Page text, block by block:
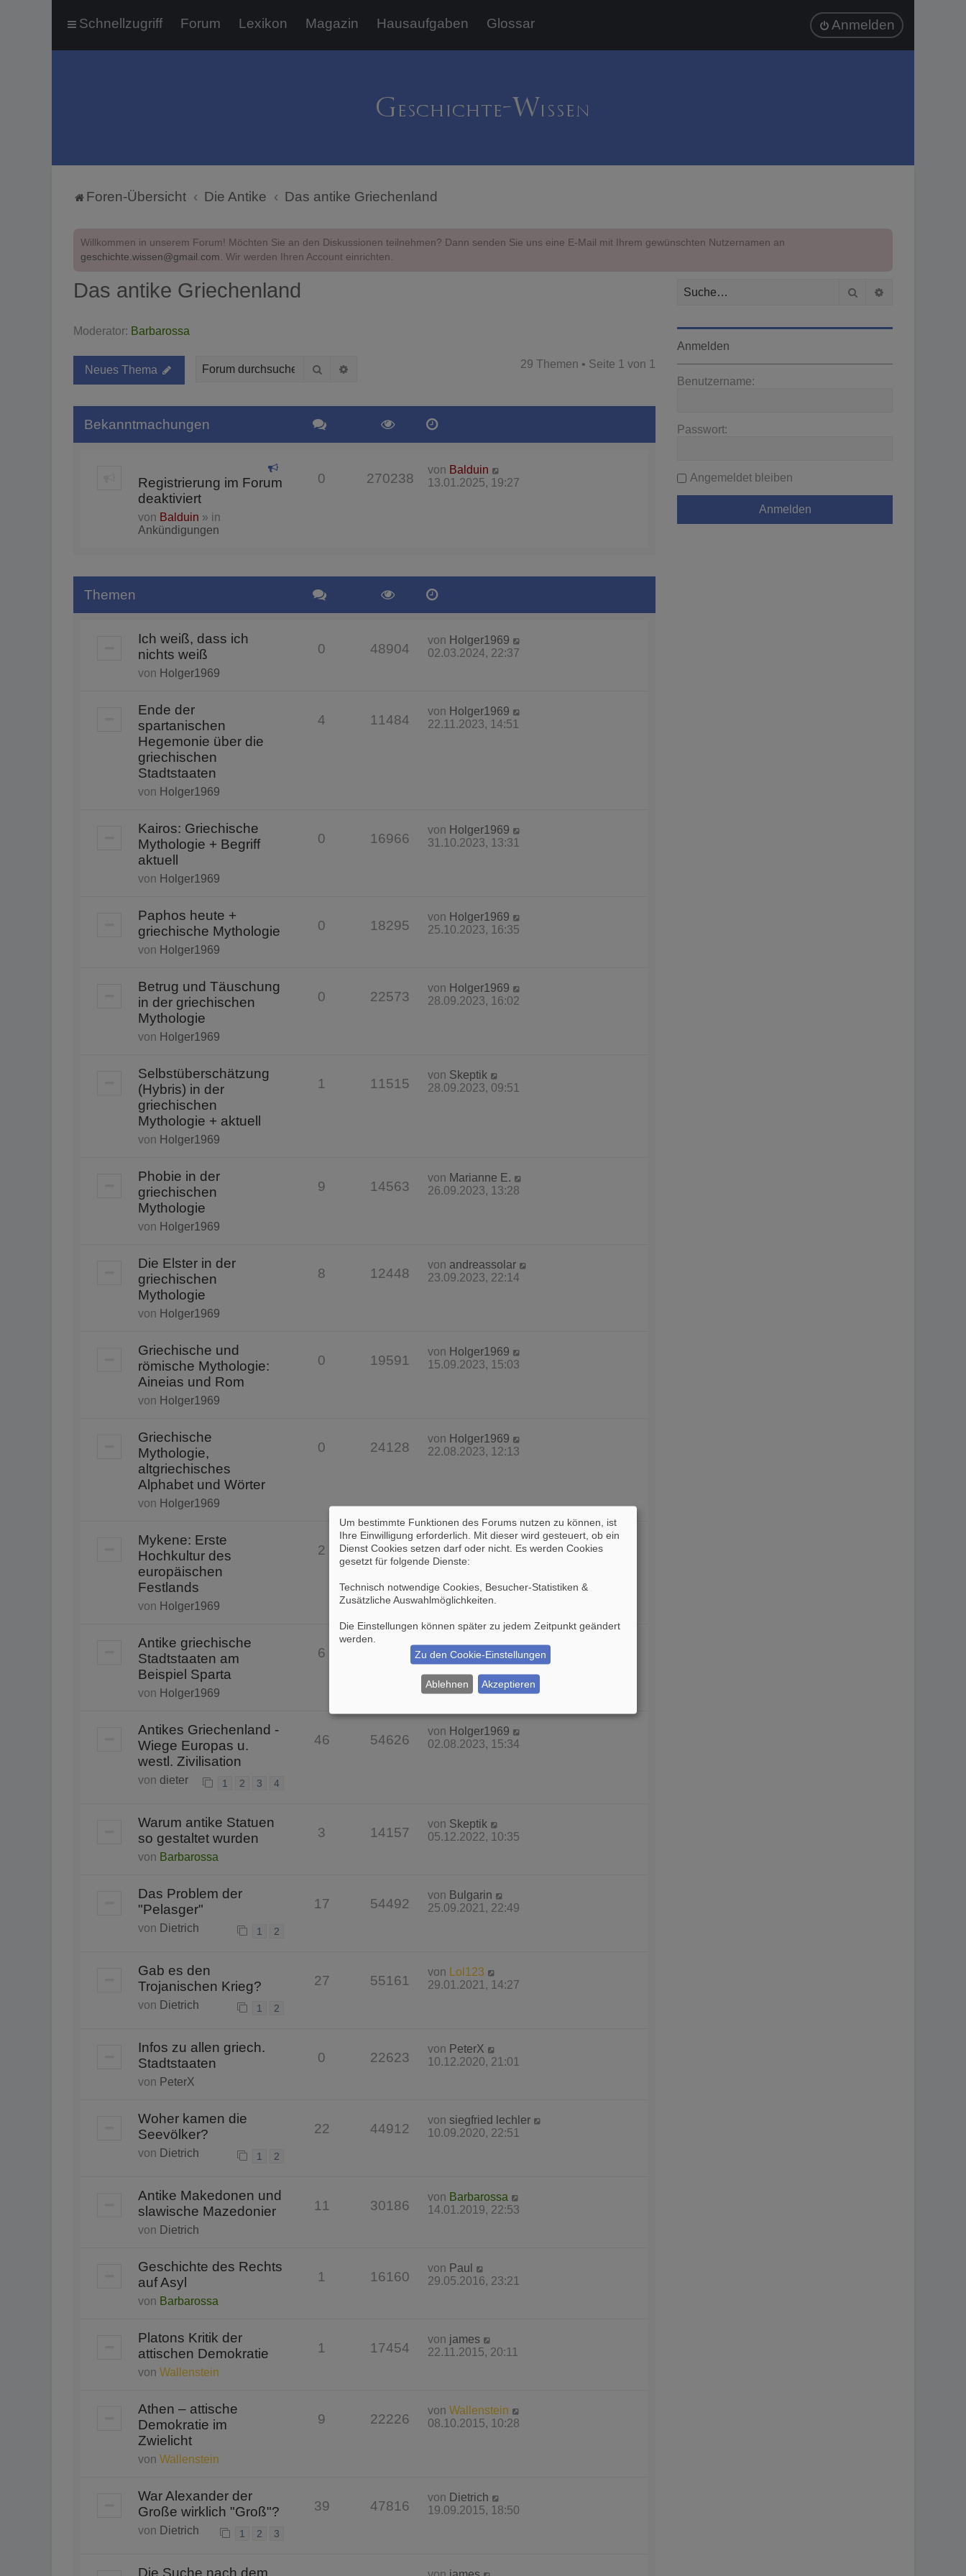
Schnellzugriff Forum Lexikon Magazin Hausaufgaben Glossar Anmelden
Foren-Übersicht Die Antike Das antike Griechenland
Willkommen in unserem Forum! Möchten Sie an den Diskussionen teilnehmen? Dann senden Sie uns eine E-Mail mit Ihrem gewünschten Nutzernamen an
geschichte.wissen@gmail.com. Wir werden Ihren Account einrichten.
Das antike Griechenland
Moderator: Barbarossa
Neues Thema Suche 29 Themen • Seite 1 von 1
Bekanntmachungen
Registrierung im Forum
deaktiviert
von Balduin » in
Ankündigungen
0 270238
von Balduin
13.01.2025, 19:27
Themen
Ich weiß, dass ich
nichts weiß
von Holger1969
0 48904
von Holger1969
02.03.2024, 22:37
Ende der
spartanischen
Hegemonie über die
griechischen
Stadtstaaten
von Holger1969
4 11484
von Holger1969
22.11.2023, 14:51
Kairos: Griechische
Mythologie + Begriff
aktuell
von Holger1969
0 16966
von Holger1969
31.10.2023, 13:31
Paphos heute +
griechische Mythologie
von Holger1969
0 18295
von Holger1969
25.10.2023, 16:35
Betrug und Täuschung
in der griechischen
Mythologie
von Holger1969
0 22573
von Holger1969
28.09.2023, 16:02
Selbstüberschätzung
(Hybris) in der
griechischen
Mythologie + aktuell
von Holger1969
1 11515
von Skeptik
28.09.2023, 09:51
Phobie in der
griechischen
Mythologie
von Holger1969
9 14563
von Marianne E.
26.09.2023, 13:28
Die Elster in der
griechischen
Mythologie
von Holger1969
8 12448
von andreassolar
23.09.2023, 22:14
Griechische und
römische Mythologie:
Aineias und Rom
von Holger1969
0 19591
von Holger1969
15.09.2023, 15:03
Griechische
Mythologie,
altgriechisches
Alphabet und Wörter
von Holger1969
0 24128
von Holger1969
22.08.2023, 12:13
Mykene: Erste
Hochkultur des
europäischen
Festlands
von Holger1969
2 10461
vonHolger1969
08.08.2023, 18:32
Antike griechische
Stadtstaaten am
Beispiel Sparta
von Holger1969
6
vonHolger1969
06.08.2023, 18:52
Antikes Griechenland -
Wiege Europas u.
westl. Zivilisation
von dieter 1 2 3 4
46 54626
von Holger1969
02.08.2023, 15:34
Warum antike Statuen
so gestaltet wurden
von Barbarossa
3 14157
von Skeptik
05.12.2022, 10:35
Das Problem der
"Pelasger"
von Dietrich 1 2
17 54492
von Bulgarin
25.09.2021, 22:49
Gab es den
Trojanischen Krieg?
von Dietrich 1 2
27 55161
von
Lol123
29.01.2021, 14:27
Infos zu allen griech.
Stadtstaaten
von PeterX
0 22623
von PeterX
10.12.2020, 21:01
Woher kamen die
Seevölker?
von Dietrich 1 2
22 44912
von siegfried lechler
10.09.2020, 22:51
Antike Makedonen und
slawische Mazedonier
von Dietrich
11 30186
von Barbarossa
14.01.2019, 22:53
Geschichte des Rechts
auf Asyl
von Barbarossa
1 16160
von Paul
29.05.2016, 23:21
Platons Kritik der
attischen Demokratie
von Wallenstein
1 17454
von james
22.11.2015, 20:11
Athen – attische
Demokratie im
Zwielicht
von Wallenstein
9 22226
von Wallenstein
08.10.2015, 10:28
War Alexander der
Große wirklich "Groß"?
von Dietrich 1 2 3
39 47816
von Dietrich
19.09.2015, 18:50
Die Suche nach dem
Suche
Anmelden
Benutzername:
Passwort:
Angemeldet bleiben
Um bestimmte Funktionen des Forums nutzen zu können, ist
Ihre Einwilligung erforderlich. Mit dieser wird gesteuert, ob ein
Dienst Cookies setzen darf oder nicht. Es werden Cookies
gesetzt für folgende Dienste:
Technisch notwendige Cookies, Besucher-Statistiken &
Zusätzliche Auswahlmöglichkeiten
Die Einstellungen können später zu jedem Zeitpunkt geändert
werden.
Zu den Cookie-Einstellungen
Ablehnen Akzeptieren